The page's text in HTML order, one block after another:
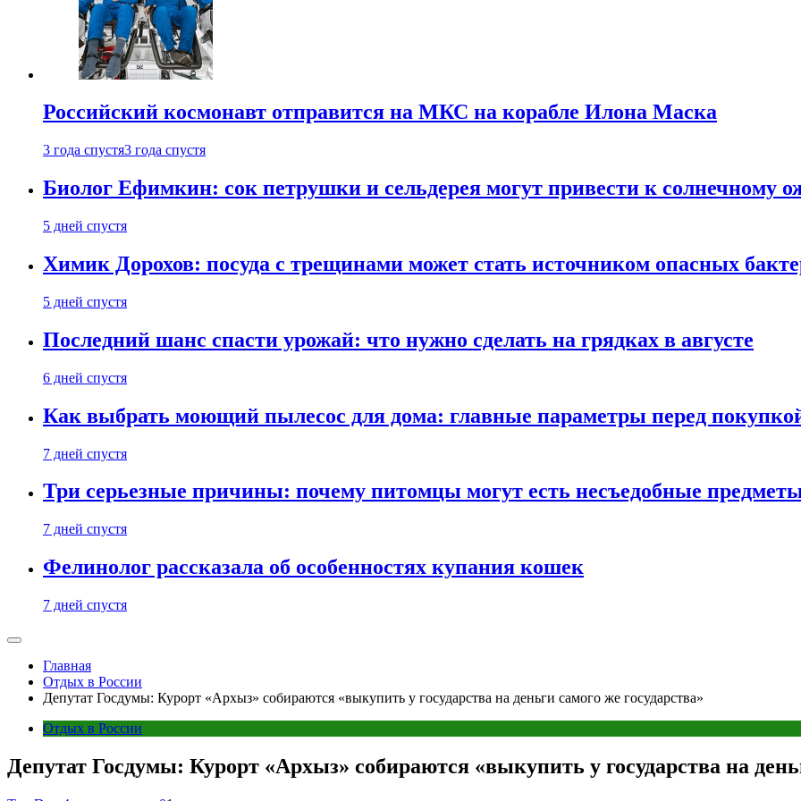
Российский космонавт отправится на МКС на корабле Илона Маска
3 года спустя3 года спустя
Биолог Ефимкин: сок петрушки и сельдерея могут привести к солнечному
5 дней спустя
Химик Дорохов: посуда с трещинами может стать источником опасных
5 дней спустя
Последний шанс спасти урожай: что нужно сделать на грядках в августе
6 дней спустя
Как выбрать моющий пылесос для дома: главные параметры перед
7 дней спустя
Три серьезные причины: почему питомцы могут есть несъедобные
7 дней спустя
Фелинолог рассказала об особенностях купания кошек
7 дней спустя
Главная
Отдых в России
Депутат Госдумы: Курорт «Архыз» собираются «выкупить у государства на деньги самого же государства»
Отдых в России
Депутат Госдумы: Курорт «Архыз» собираются «выкупить у государства на